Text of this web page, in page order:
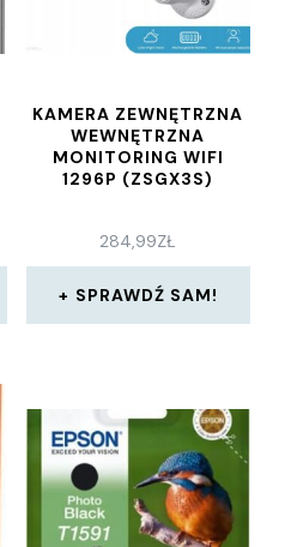
KAMERA ZEWNĘTRZNA
WEWNĘTRZNA
MONITORING WIFI
1296P (ZSGX3S)
284,99ZŁ
SPRAWDŹ SAM!